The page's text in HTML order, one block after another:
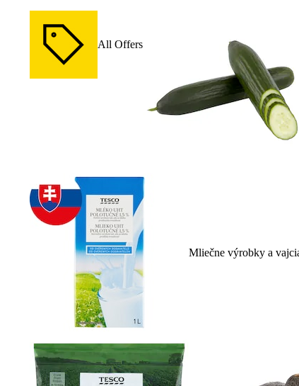
All Offers
Mliečne výrobky a